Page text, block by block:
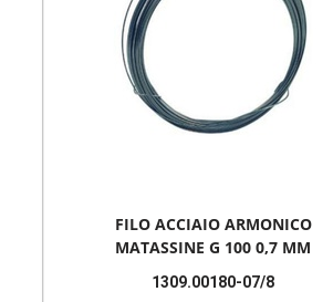
FILO ACCIAIO ARMONICO
MATASSINE G 100 0,7 MM
1309.00180-07/8